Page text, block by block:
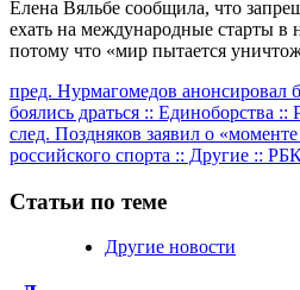
Елена Вяльбе сообщила, что
ехать на международные старты в
потому что «мир пытается
Продолжить
чтение
пред. Нурмагомедов анонсировал
боялись драться :: Единоборства
след. Поздняков заявил о
российского спорта :: Другие ::
Статьи по теме
Другие новости